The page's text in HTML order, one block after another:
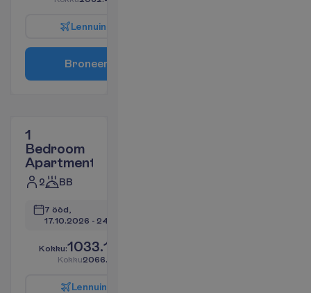
Lennuin
Broneer
1
Bedroom
Apartment
2 BB
7 ööd,
17.10.2026 - 24.10.2026
Kokku:1033.14
Kokku2066.28
Lennuin